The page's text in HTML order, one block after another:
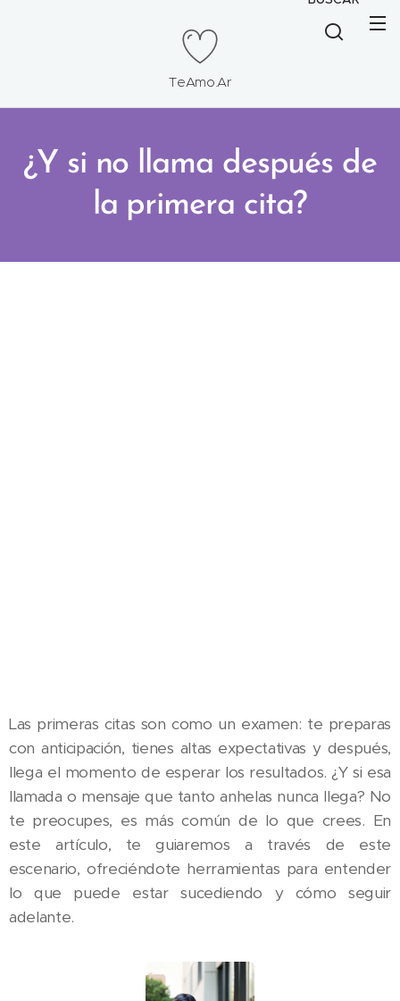
TeAmo.Ar
¿Y si no llama después de
la primera cita?
Las primeras citas son como un examen: te preparas
con anticipación, tienes altas expectativas y después,
llega el momento de esperar los resultados. ¿Y si esa
llamada o mensaje que tanto anhelas nunca llega? No
te preocupes, es más común de lo que crees. En
este artículo, te guiaremos a través de este
escenario, ofreciéndote herramientas para entender
lo que puede estar sucediendo y cómo seguir
adelante.